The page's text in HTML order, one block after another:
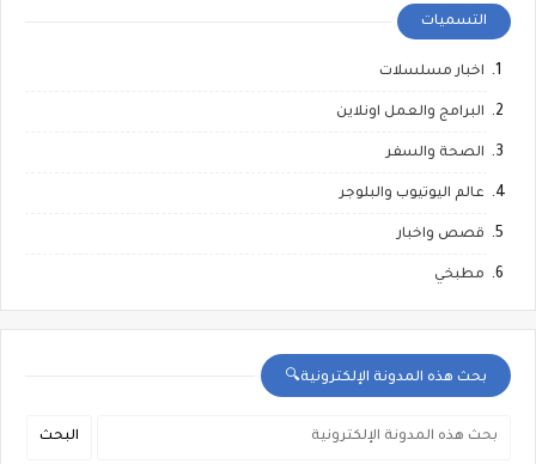
التسميات
اخبار مسلسلات
البرامج والعمل اونلاين
الصحة والسفر
عالم اليوتيوب والبلوجر
قصص واخبار
مطبخي
بحث هذه المدونة الإلكترونية🔍